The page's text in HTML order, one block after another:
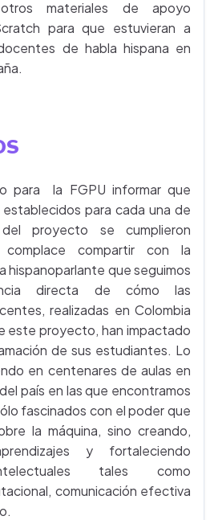
materiales de apoyo
para que estuvieran a
de habla hispana en
para la FGPU informar que
para cada una de
proyecto se cumplieron
complace compartir con la
hispanoparlante que seguimos
directa de cómo las
realizadas en Colombia
este proyecto, han impactado
de sus estudiantes. Lo
en centenares de aulas en
país en las que encontramos
fascinados con el poder que
la máquina, sino creando,
y fortaleciendo
tales como
comunicación efectiva